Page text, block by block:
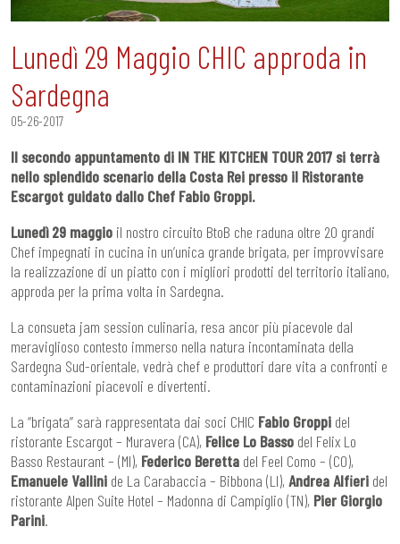
Lunedì 29 Maggio CHIC approda in
Sardegna
05-26-2017
Il secondo appuntamento di IN THE KITCHEN TOUR 2017 si terrà
nello splendido scenario della Costa Rei presso il Ristorante
Escargot guidato dallo Chef Fabio Groppi.
Lunedì 29 maggio il nostro circuito BtoB che raduna oltre 20 grandi
Chef impegnati in cucina in un’unica grande brigata, per improvvisare
la realizzazione di un piatto con i migliori prodotti del territorio italiano,
approda per la prima volta in Sardegna.
La consueta jam session culinaria, resa ancor più piacevole dal
meraviglioso contesto immerso nella natura incontaminata della
Sardegna Sud-orientale, vedrà chef e produttori dare vita a confronti e
contaminazioni piacevoli e divertenti.
La “brigata” sarà rappresentata dai soci CHIC Fabio Groppi del
ristorante Escargot – Muravera (CA), Felice Lo Basso del Felix Lo
Basso Restaurant – (MI), Federico Beretta del Feel Como – (CO),
Emanuele Vallini de La Carabaccia – Bibbona (LI), Andrea Alfieri del
ristorante Alpen Suite Hotel – Madonna di Campiglio (TN), Pier Giorgio
Parini.